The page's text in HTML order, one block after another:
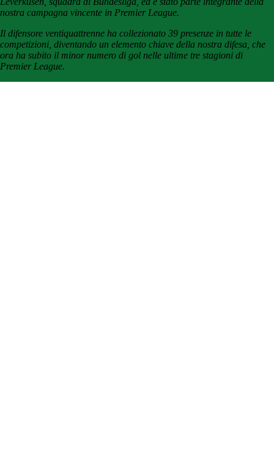
nostra campagna vincente in Premier League.
Il difensore ventiquattrenne ha collezionato 39 presenze in tutte le
competizioni, diventando un elemento chiave della nostra difesa, che
ora ha subito il minor numero di gol nelle ultime tre stagioni di
Premier League.